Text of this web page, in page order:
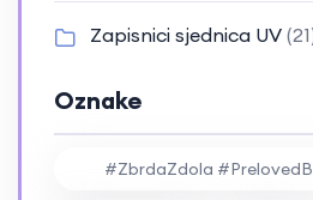
Zapisnici sjednica UV
Oznake
#ZbrdaZdola